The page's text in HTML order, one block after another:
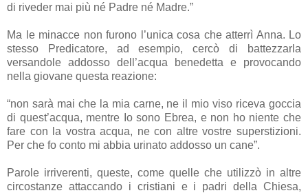
di riveder mai più né Padre né Madre.”
Ma le minacce non furono l’unica cosa che atterrì Anna. Lo
stesso Predicatore, ad esempio, cercò di battezzarla
versandole addosso dell’acqua benedetta e provocando
nella giovane questa reazione:
“non sarà mai che la mia carne, ne il mio viso riceva goccia
di quest’acqua, mentre Io sono Ebrea, e non ho niente che
fare con la vostra acqua, ne con altre vostre superstizioni.
Per che fo conto mi abbia urinato addosso un cane”.
Parole irriverenti, queste, come quelle che utilizzò in altre
circostanze attaccando i cristiani e i padri della Chiesa,